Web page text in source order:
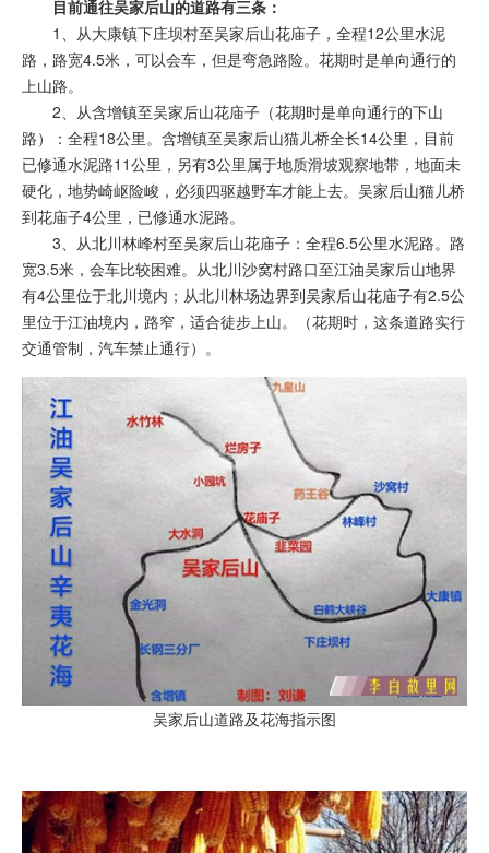
目前通往吴家后山的道路有三条：
1、从大康镇下庄坝村至吴家后山花庙子，全程12公里水泥
路，路宽4.5米，可以会车，但是弯急路险。花期时是单向通行的
上山路。
2、从含增镇至吴家后山花庙子（花期时是单向通行的下山
路）：全程18公里。含增镇至吴家后山猫儿桥全长14公里，目前
已修通水泥路11公里，另有3公里属于地质滑坡观察地带，地面未
硬化，地势崎岖险峻，必须四驱越野车才能上去。吴家后山猫儿桥
到花庙子4公里，已修通水泥路。
3、从北川林峰村至吴家后山花庙子：全程6.5公里水泥路。路
宽3.5米，会车比较困难。从北川沙窝村路口至江油吴家后山地界
有4公里位于北川境内；从北川林场边界到吴家后山花庙子有2.5公
里位于江油境内，路窄，适合徒步上山。（花期时，这条道路实行
交通管制，汽车禁止通行）。
吴家后山道路及花海指示图